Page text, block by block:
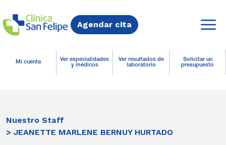
Agendar cita
Mi cuenta
Ver especialidades
y médicos
Ver resultados de
laboratorio
Solicitar un
presupuesto
Nuestro Staff
> JEANETTE MARLENE BERNUY HURTADO